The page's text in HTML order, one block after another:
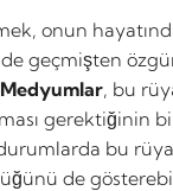
onun
geçmişten
Medyumlar, bu
gerektiğinin
bu
de